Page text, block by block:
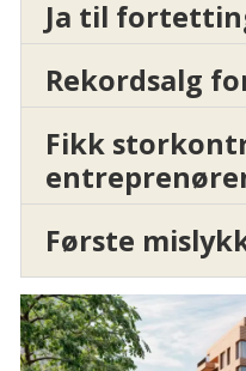
Ja til
Rekordsalg
Fikk
Første